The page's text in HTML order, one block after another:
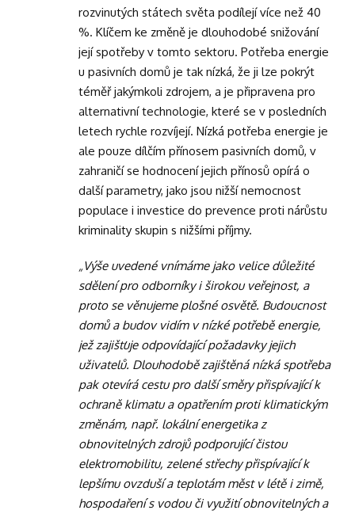
rozvinutých státech světa podílejí více než 40
%. Klíčem ke změně je dlouhodobé snižování
její spotřeby v tomto sektoru. Potřeba energie
u pasivních domů je tak nízká, že ji lze pokrýt
téměř jakýmkoli zdrojem, a je připravena pro
alternativní technologie, které se v posledních
letech rychle rozvíjejí. Nízká potřeba energie je
ale pouze dílčím přínosem pasivních domů, v
zahraničí se hodnocení jejich přínosů opírá o
další parametry, jako jsou nižší nemocnost
populace i investice do prevence proti nárůstu
kriminality skupin s nižšími příjmy.
„Výše uvedené vnímáme jako velice důležité
sdělení pro odborníky i širokou veřejnost, a
proto se věnujeme plošné osvětě. Budoucnost
domů a budov vidím v nízké potřebě energie,
jež zajišťuje odpovídající požadavky jejich
uživatelů. Dlouhodobě zajištěná nízká spotřeba
pak otevírá cestu pro další směry přispívající k
ochraně klimatu a opatřením proti klimatickým
změnám, např. lokální energetika z
obnovitelných zdrojů podporující čistou
elektromobilitu, zelené střechy přispívající k
lepšímu ovzduší a teplotám měst v létě i zimě,
hospodaření s vodou či využití obnovitelných a